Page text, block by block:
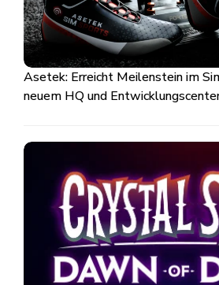
Asetek: Erreicht Meilenstein im
neuem HQ und